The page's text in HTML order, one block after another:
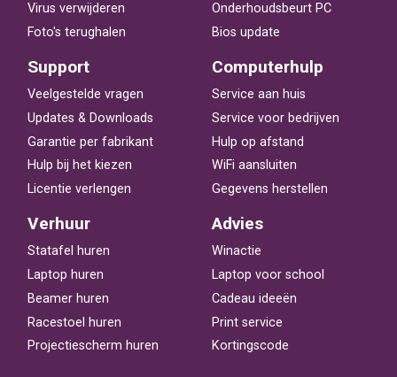
Virus verwijderen
Foto's terughalen
Onderhoudsbeurt PC
Bios update
Support
Veelgestelde vragen
Updates & Downloads
Garantie per fabrikant
Hulp bij het kiezen
Licentie verlengen
Computerhulp
Service aan huis
Service voor bedrijven
Hulp op afstand
WiFi aansluiten
Gegevens herstellen
Verhuur
Statafel huren
Laptop huren
Beamer huren
Racestoel huren
Projectiescherm huren
Advies
Winactie
Laptop voor school
Cadeau ideeën
Print service
Kortingscode